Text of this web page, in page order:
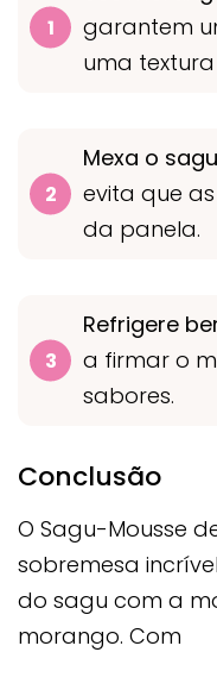
garantem
uma
Mexa o
evita que
da panela.
Refrigere
a firmar o
sabores.
Conclusão
O Sagu-Mousse
sobremesa
do sagu com a
morango. Com